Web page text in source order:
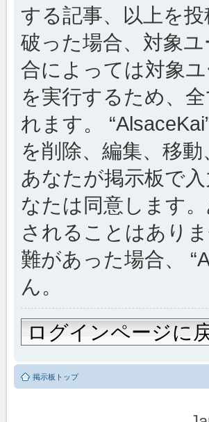
する記事、以上を
破った場合、対象
合によっては対象
を実行するため、
れます。
を削除、編集、移
あなたが掲示板で
なたは同意します
されることはあり
難があった場合、
ん。
ログインページに
掲示板トップ